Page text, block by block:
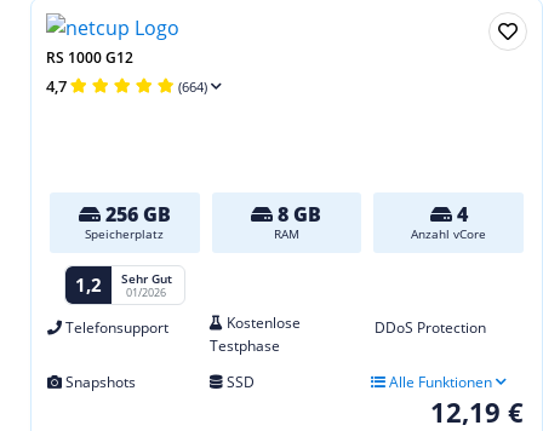
RS 1000 G12
4,7 (664)
256 GB
Speicherplatz
8 GB
RAM
4
Anzahl vCore
1,2 Sehr Gut
01/2026
Telefonsupport
Kostenlose
Testphase
DDoS Protection
Snapshots SSD Alle Funktionen
12,19 €